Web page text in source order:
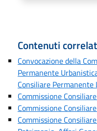
Contenuti
Convocazione della
Permanente
Consiliare Permanente
Commissione
Commissione
Commissione